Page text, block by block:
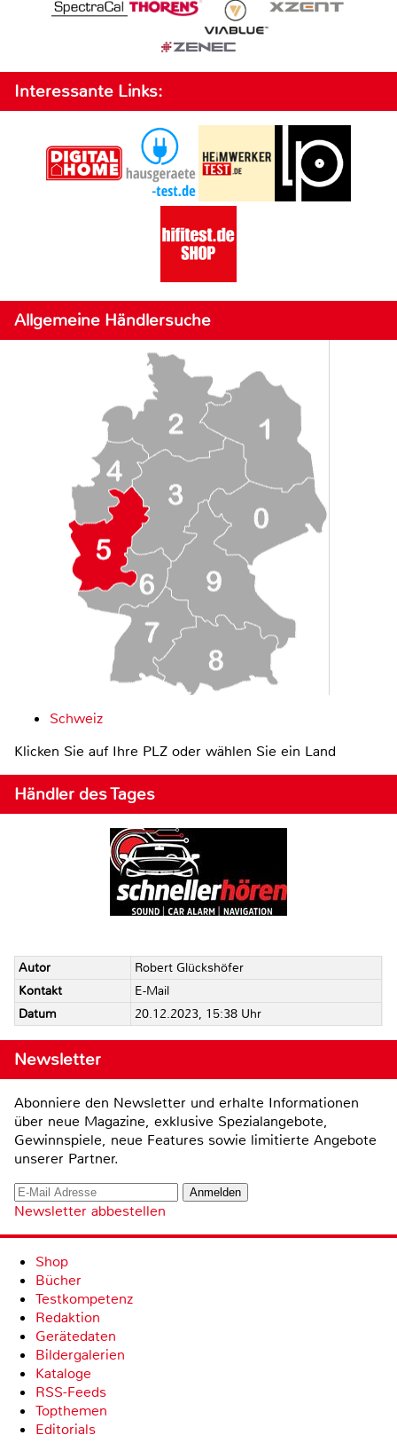
Interessante Links:
Allgemeine Händlersuche
Schweiz
Klicken Sie auf Ihre PLZ oder wählen Sie ein Land
Händler des Tages
Autor
Robert Glückshöfer
Kontakt
E-Mail
Datum
20.12.2023, 15:38 Uhr
Newsletter
Abonniere den Newsletter und erhalte Informationen
über neue Magazine, exklusive Spezialangebote,
Gewinnspiele, neue Features sowie limitierte Angebote
unserer Partner.
Newsletter abbestellen
Shop
Bücher
Testkompetenz
Redaktion
Gerätedaten
Bildergalerien
Kataloge
RSS-Feeds
Topthemen
Editorials